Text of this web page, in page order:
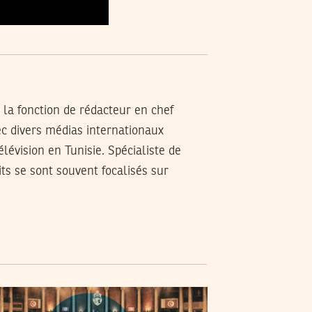
fonction de rédacteur en chef
divers médias internationaux
en Tunisie. Spécialiste de
se sont souvent focalisés sur